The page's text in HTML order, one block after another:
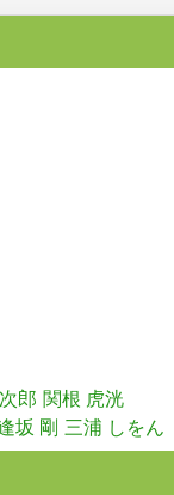
郎 関根 虎洸
坂 剛 三浦 しをん